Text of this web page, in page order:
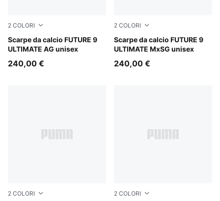
2 COLORI
Scarpe da calcio FUTURE 9
ULTIMATE AG unisex
PUMA Black-Intense Mint-PUMA White
240,00 €
2 COLORI
Scarpe da calcio FUTURE 9
ULTIMATE MxSG unisex
PUMA Black-Intense Mint-
240,00 €
2 COLORI 2 COLORI